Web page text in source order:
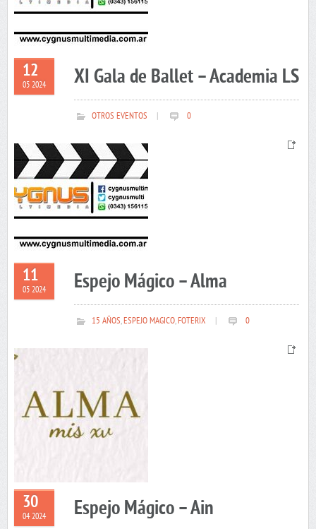
12
05 2024 XI Gala de Ballet – Academia LS
OTROS EVENTOS 0
11
05 2024 Espejo Mágico – Alma
15 AÑOS,ESPEJO MAGICO,FOTERIX 0
30
04 2024 Espejo Mágico – Ain